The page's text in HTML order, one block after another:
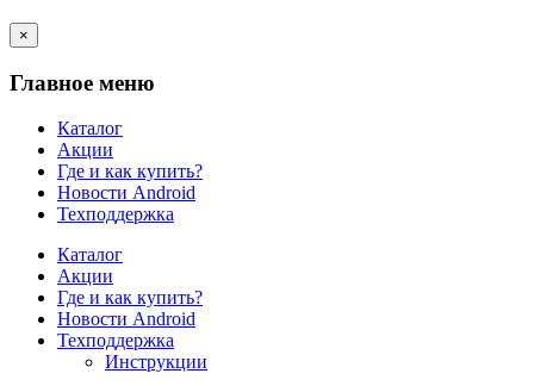
×
Главное меню
Каталог
Акции
Где и как купить?
Новости Android
Техподдержка
Каталог
Акции
Где и как купить?
Новости Android
Техподдержка
Инструкции